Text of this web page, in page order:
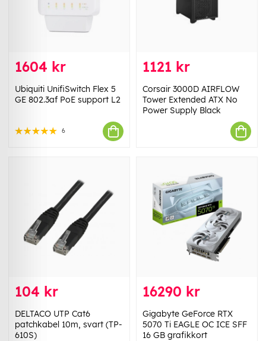
1604 kr
Ubiquiti UnifiSwitch Flex 5
GE 802.3af PoE support L2
6
1121 kr
Corsair 3000D AIRFLOW
Tower Extended ATX No
Power Supply Black
104 kr
DELTACO UTP Cat6
patchkabel 10m, svart (TP-
610S)
16290 kr
Gigabyte GeForce RTX
5070 Ti EAGLE OC ICE SFF
16 GB grafikkort